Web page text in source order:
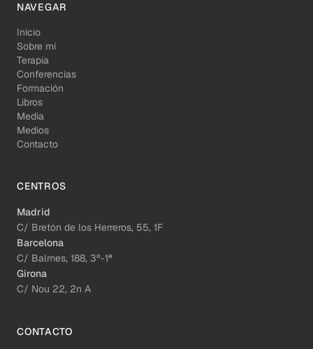
NAVEGAR
Inicio
Sobre mí
Terapia
Conferencias
Formación
Libros
Media
Medios
Contacto
CENTROS
Madrid
C/ Bretón de los Herreros, 55, 1F
Barcelona
C/ Balmes, 188, 3º-1ª
Girona
C/ Nou 22, 2n A
CONTACTO